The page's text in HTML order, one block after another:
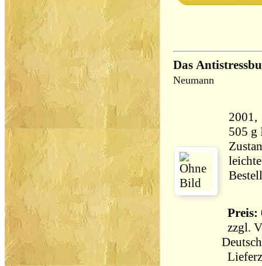
Das
Neumann
2001,
505 g
Preis:
zzgl.